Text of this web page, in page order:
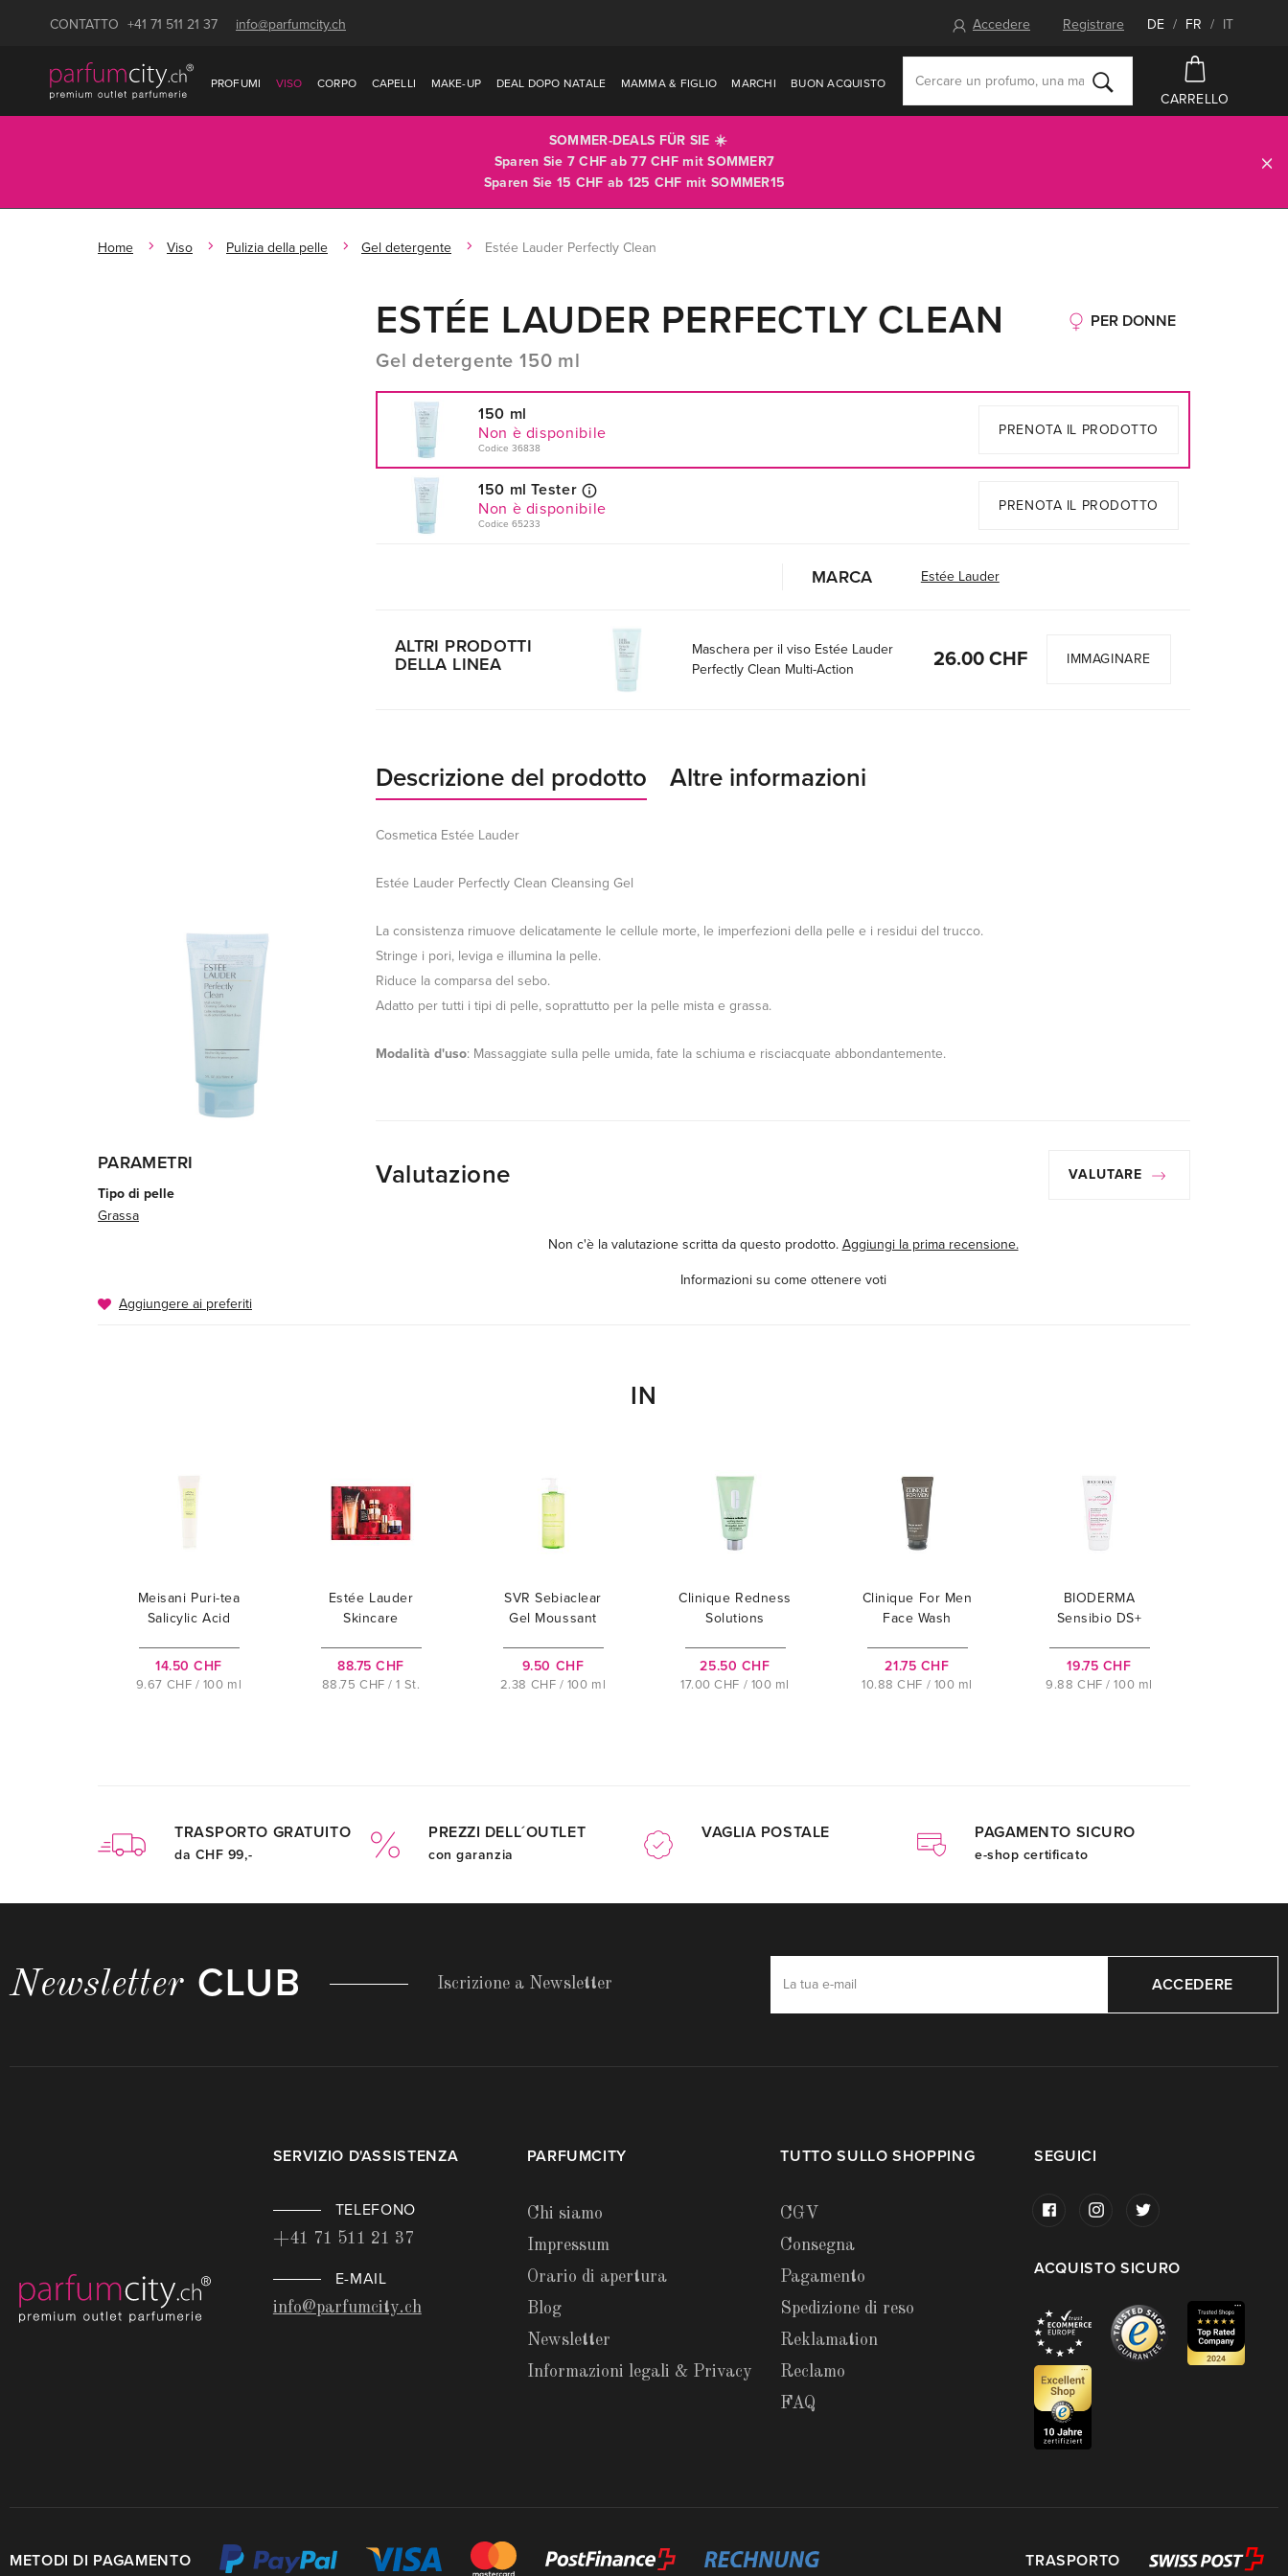
CONTATTO +41 71 511 21 37 info@parfumcity.ch Accedere Registrare DE / FR / IT
PROFUMI VISO CORPO CAPELLI MAKE-UP DEAL DOPO NATALE MAMMA & FIGLIO MARCHI BUON ACQUISTO
CARRELLO
SOMMER-DEALS FÜR SIE ☀️
Sparen Sie 7 CHF ab 77 CHF mitSOMMER7
Sparen Sie 15 CHF ab 125 CHF mit SOMMER15
Home Viso Pulizia della pelle Gel detergente Estée Lauder Perfectly Clean
PARAMETRI
Tipo di pelle
Grassa
Aggiungere ai preferiti
PER DONNE
ESTÉE LAUDER PERFECTLY CLEAN
Gel detergente 150 ml
150 ml
Non è disponibile
Codice 36838
PRENOTA IL PRODOTTO
150 ml Tester
Non è disponibile
Codice 65233
PRENOTA IL PRODOTTO
MARCA Estée Lauder
ALTRI PRODOTTI
DELLA LINEA
Maschera per il viso Estée Lauder
Perfectly Clean Multi-Action
26.00 CHF IMMAGINARE
Descrizione del prodotto Altre informazioni
Cosmetica Estée Lauder
Estée Lauder Perfectly Clean Cleansing Gel
La consistenza rimuove delicatamente le cellule morte, le imperfezioni della pelle e i residui del trucco.
Stringe i pori, leviga e illumina la pelle.
Riduce la comparsa del sebo.
Adatto per tutti i tipi di pelle, soprattutto per la pelle mista e grassa.
Modalità d'uso: Massaggiate sulla pelle umida, fate la schiuma e risciacquate abbondantemente.
Valutazione VALUTARE
Non c'è la valutazione scritta da questo prodotto. Aggiungi la prima recensione.
Informazioni su come ottenere voti
IN
Meisani Puri-tea
Salicylic Acid
14.50 CHF
9.67 CHF / 100 ml
Estée Lauder
Skincare
88.75 CHF
88.75 CHF / 1 St.
SVR Sebiaclear
Gel Moussant
9.50 CHF
2.38 CHF / 100 ml
Clinique Redness
Solutions
25.50 CHF
17.00 CHF / 100 ml
Clinique For Men
Face Wash
21.75 CHF
10.88 CHF / 100 ml
BIODERMA
Sensibio DS+
19.75 CHF
9.88 CHF / 100 ml
TRASPORTO GRATUITO
da CHF 99,-
PREZZI DELL´OUTLET
con garanzia
VAGLIA POSTALE PAGAMENTO SICURO
e-shop certificato
Newsletter CLUB Iscrizione a Newsletter ACCEDERE
SERVIZIO D'ASSISTENZA
TELEFONO
+41 71 511 21 37
E-MAIL
info@parfumcity.ch
PARFUMCITY
Chi siamo
Impressum
Orario di apertura
Blog
Newsletter
Informazioni legali & Privacy
TUTTO SULLO SHOPPING
CGV
Consegna
Pagamento
Spedizione di reso
Reklamation
Reclamo
FAQ
SEGUICI
ACQUISTO SICURO
METODI DI PAGAMENTO TRASPORTO